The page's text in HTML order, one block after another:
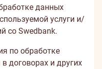
данных
услуги и/
со Swedbank.
по обработке
договорах и других